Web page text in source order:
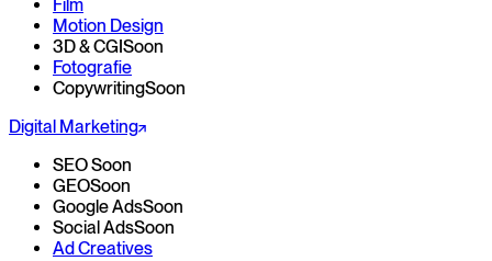
Film
Motion Design
3D & CGI Soon
Fotografie
CopywritingSoon
Digital Marketing
SEOSoon
GEOSoon
Google AdsSoon
Social AdsSoon
Ad Creatives